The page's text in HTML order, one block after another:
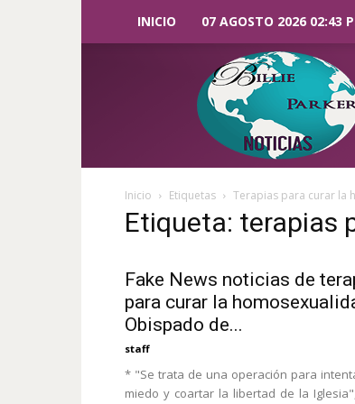
INICIO 07 AGOSTO 2026 02:43
Parker
Noticias
Inicio Etiquetas Terapias para curar la
Etiqueta: terapias
Fake News noticias de
para curar la
Obispado de...
staff
* "Se trata de una operación para
miedo y coartar la libertad de la